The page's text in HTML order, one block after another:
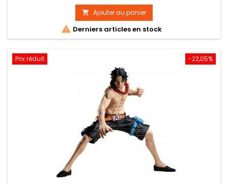
 Ajouter au panier
 Derniers articles en stock
-22,05%
Prix réduit